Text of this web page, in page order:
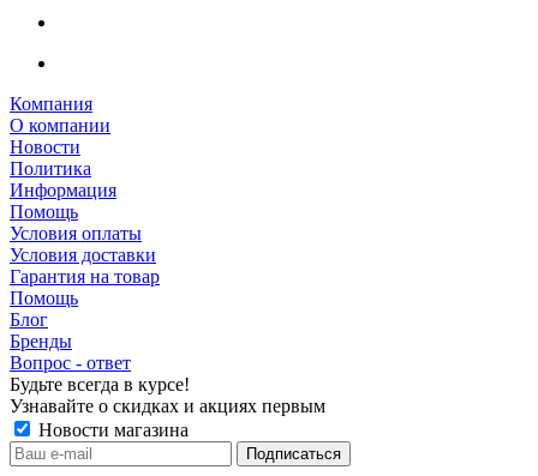
Компания
О компании
Новости
Политика
Информация
Помощь
Условия оплаты
Условия доставки
Гарантия на товар
Помощь
Блог
Бренды
Вопрос - ответ
Будьте всегда в курсе!
Узнавайте о скидках и акциях первым
Новости магазина